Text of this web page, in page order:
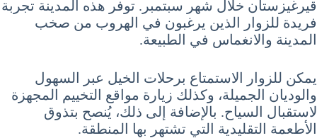
قيرغيزستان خلال شهر سبتمبر. توفر هذه المدينة تجربة
فريدة للزوار الذين يرغبون في الهروب من صخب
المدينة والانغماس في الطبيعة.
يمكن للزوار الاستمتاع برحلات الخيل عبر السهول
والوديان الجميلة، وكذلك زيارة مواقع التخييم المجهزة
لاستقبال السياح. بالإضافة إلى ذلك، يُنصح بتذوق
الأطعمة التقليدية التي تشتهر بها المنطقة.